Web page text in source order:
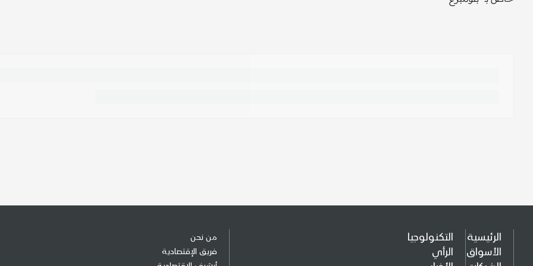
الرئيسية
الأسواق
التكنولوجيا
الرأي
من نحن
فريق الإقتصادية